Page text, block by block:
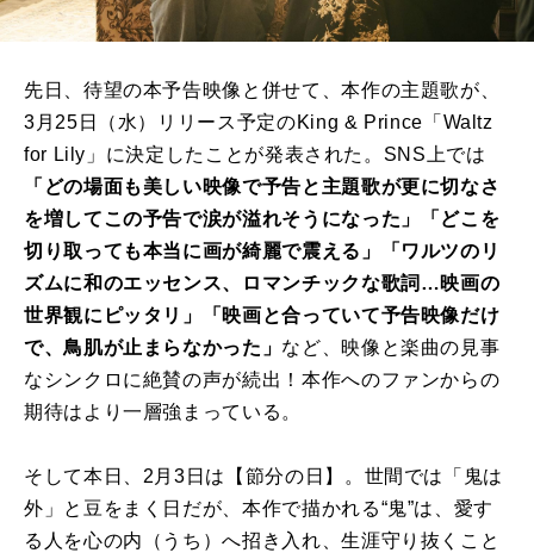
先日、待望の本予告映像と併せて、本作の主題歌が、
3 月 25 日（水）リリース予定のKing & Prince 「 Waltz
for Lily 」に決定したことが発表された。 SNS 上では
「どの場面も美しい映像で予告と主題歌が更に切なさ
を増してこの予告で涙が溢れそうになった」「どこを
切り取っても本当に画が綺麗で震える」「ワルツのリ
ズムに和のエッセンス、ロマンチックな歌詞…映画の
世界観にピッタリ」「映画と合っていて予告映像だけ
で、鳥肌が止まらなかった」 など、映像と楽曲の見事
なシンクロに絶賛の声が続出！本作へのファンからの
期待はより一層強まっている。
そして本日、 2 月3 日は【節分の日】。世間では「鬼は
外」と豆をまく日だが、本作で描かれる“鬼”は、愛す
る人を心の内（うち）へ招き入れ、生涯守り抜くこと